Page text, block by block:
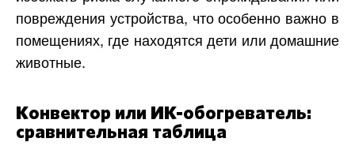
повреждения устройства, что особенно важно в
помещениях, где находятся дети или домашние
животные.
Конвектор или ИК-обогреватель:
сравнительная таблица